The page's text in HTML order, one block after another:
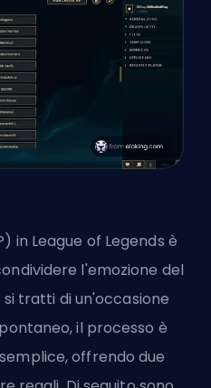
in League of Legends è
l'emozione del
tratti di un'occasione
il processo è
offrendo due